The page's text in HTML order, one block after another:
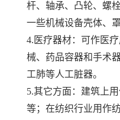
杆、轴承、凸轮、螺
一些机械设备壳体、
4.医疗器材：可作医
械、药品容器和手术
工肺等人工脏器。
5.其它方面：建筑上
等；在纺织行业用作